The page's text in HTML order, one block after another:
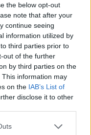
the below opt-out
note that after your
continue seeing
information utilized by
third parties prior to
out of the further
by third parties on the
This information may
on the IAB’s List of
disclose it to other
– kuo
kad jie visi
„Grifų
daug detalių
žaidimas leis
persipynusią
čia mokytis